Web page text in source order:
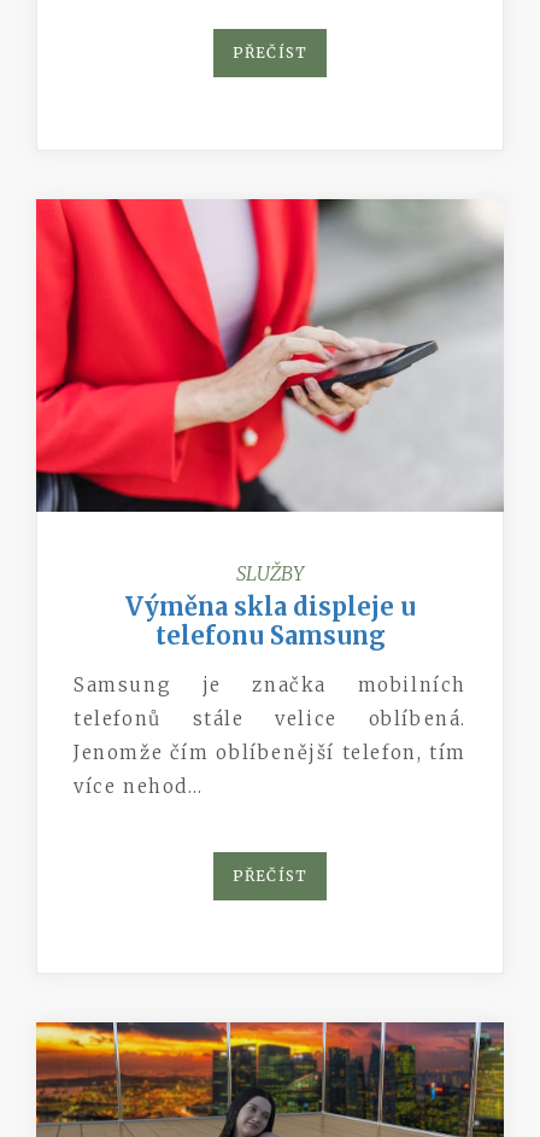
PŘEČÍST
SLUŽBY
Výměna skla displeje u
telefonu Samsung
Samsung je značka mobilních
telefonů stále velice oblíbená.
Jenomže čím oblíbenější telefon, tím
více nehod…
PŘEČÍST